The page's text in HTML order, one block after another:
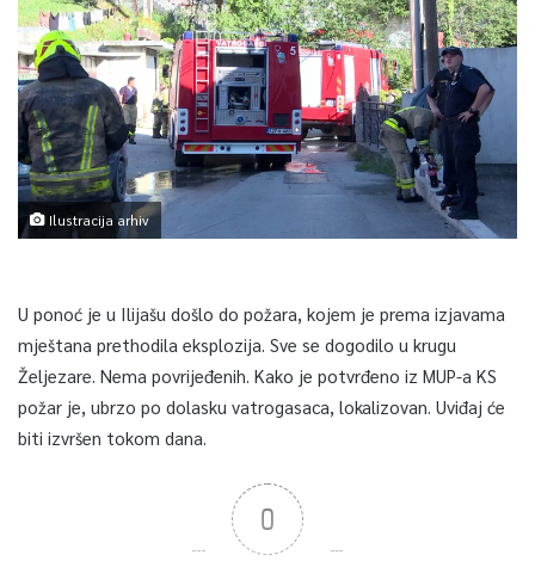
Ilustracija arhiv
U ponoć je u Ilijašu došlo do požara, kojem je prema izjavama
mještana prethodila eksplozija. Sve se dogodilo u krugu
Željezare. Nema povrijeđenih. Kako je potvrđeno iz MUP-a KS
požar je, ubrzo po dolasku vatrogasaca, lokalizovan. Uviđaj će
biti izvršen tokom dana.
0